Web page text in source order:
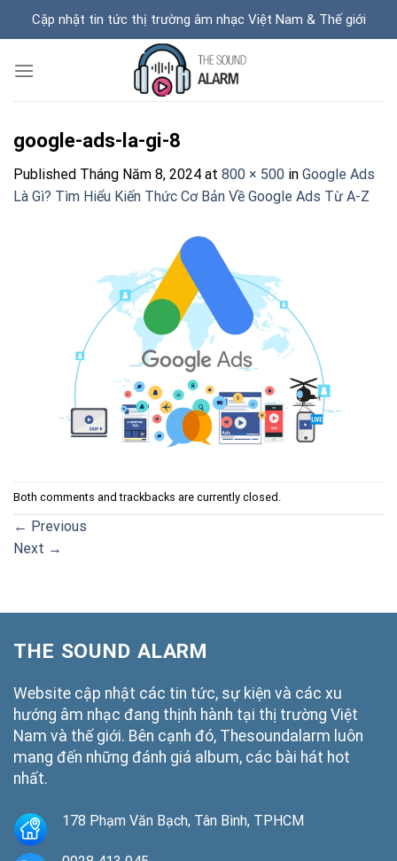
Cập nhật tin tức thị trường âm nhạc Việt Nam & Thế giới
google-ads-la-gi-8
Published Tháng Năm 8, 2024 at 800 × 500 in Google Ads
Là Gì? Tìm Hiểu Kiến Thức Cơ Bản Về Google Ads Từ A-Z
Both comments and trackbacks are currently closed.
← Previous
Next →
THE SOUND ALARM
Website cập nhật các tin tức, sự kiện và các xu
hướng âm nhạc đang thịnh hành tại thị trường Việt
Nam và thế giới. Bên cạnh đó, Thesoundalarm luôn
mang đến những đánh giá album, các bài hát hot
nhất.
178 Phạm Văn Bạch, Tân Bình, TPHCM